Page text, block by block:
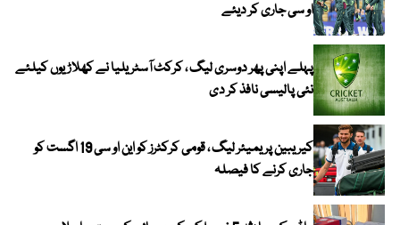
او سی جاری کر دیئے
پہلے اپنی پھر دوسری لیگ ، کرکٹ آسٹریلیا نے کھلاڑیوں کیلئے
نئی پالیسی نافذ کر دی
کیریبین پریمیئر لیگ ، قومی کرکٹرز کو این او سی 19 اگست کو
جاری کرنے کا فیصلہ